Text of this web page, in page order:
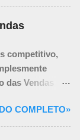
ou
imprimatura
todas
mas a tinge,
ajudando a:
puro da tela
competitivo,
Vendas
transformar
de
COMPLETO»